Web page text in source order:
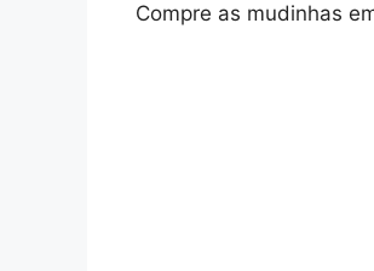
Compre as mudinhas